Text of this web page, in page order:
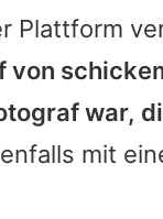
Plattform
von
war,
mit